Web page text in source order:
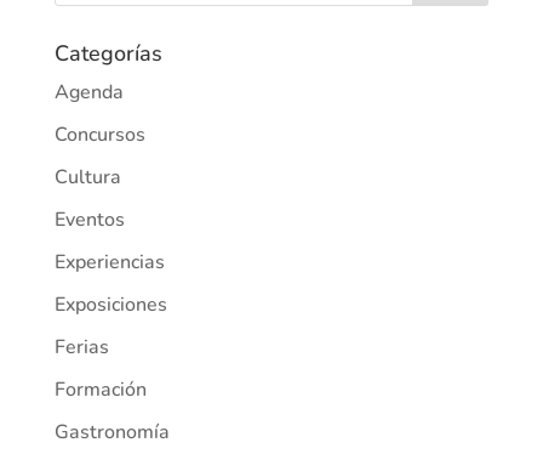
Categorías
Agenda
Concursos
Cultura
Eventos
Experiencias
Exposiciones
Ferias
Formación
Gastronomía